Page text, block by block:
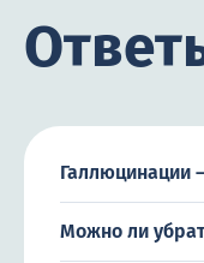
Галлюцинации
Можно ли